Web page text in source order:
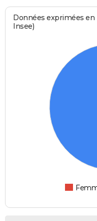
Données exprimées en
Insee)